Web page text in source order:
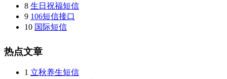
8 生日祝福短信
9 106短信接口
10 国际短信
热点文章
1 立秋养生短信